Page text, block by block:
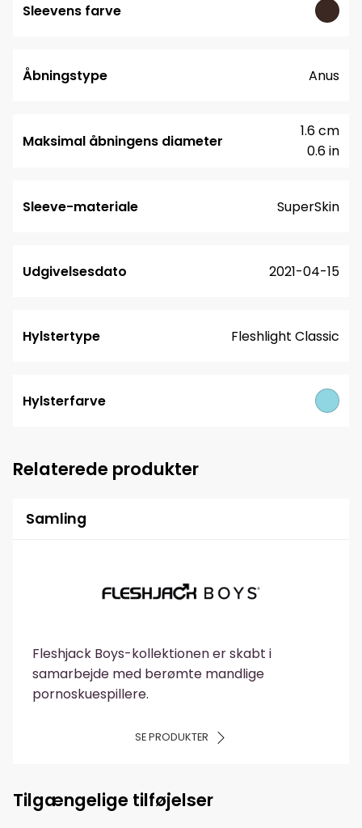
Sleevens farve
Åbningstype Anus
Maksimal åbningens diameter
0.6 in
1.6 cm
Sleeve-materiale SuperSkin
Udgivelsesdato 2021-04-15
Hylstertype Fleshlight Classic
Hylsterfarve
Relaterede produkter
Samling
Fleshjack Boys-kollektionen er skabt i
samarbejde med berømte mandlige
pornoskuespillere.
SE PRODUKTER
Tilgængelige tilføjelser